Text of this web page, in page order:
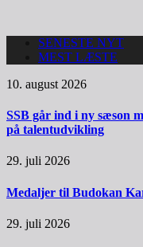
SENESTE NYT
MEST LÆSTE
10. august 2026
SSB går ind i ny sæson
på talentudvikling
29. juli 2026
Medaljer til Budokan
29. juli 2026